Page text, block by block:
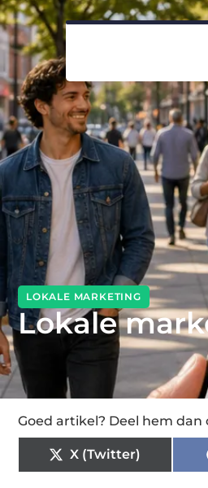
LOKALE MARKETING
Lokale
Goed artikel? Deel hem dan
X (Twitter)